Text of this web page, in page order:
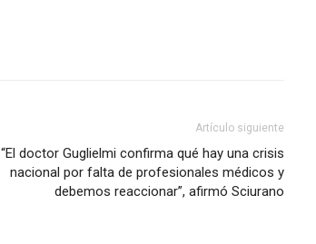
Artículo siguiente
“El doctor Guglielmi confirma qué hay una crisis
nacional por falta de profesionales médicos y
debemos reaccionar”, afirmó Sciurano